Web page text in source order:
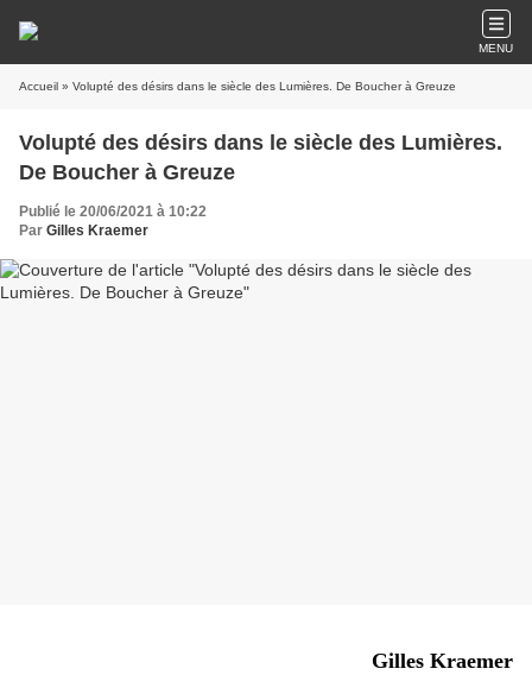
MENU
Accueil » Volupté des désirs dans le siècle des Lumières. De Boucher à Greuze
Volupté des désirs dans le siècle des Lumières.
De Boucher à Greuze
Publié le 20/06/2021 à 10:22
Par Gilles Kraemer
Gilles Kraemer